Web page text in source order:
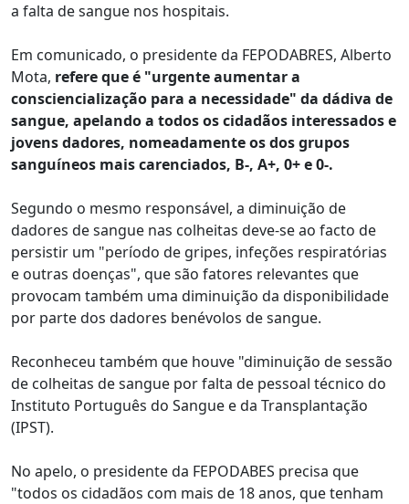
a falta de sangue nos hospitais.
Em comunicado, o presidente da FEPODABRES, Alberto
Mota, refere que é "urgente aumentar a
consciencialização para a necessidade" da dádiva de
sangue, apelando a todos os cidadãos interessados e
jovens dadores, nomeadamente os dos grupos
sanguíneos mais carenciados, B-, A+, 0+ e 0-.
Segundo o mesmo responsável, a diminuição de
dadores de sangue nas colheitas deve-se ao facto de
persistir um "período de gripes, infeções respiratórias
e outras doenças", que são fatores relevantes que
provocam também uma diminuição da disponibilidade
por parte dos dadores benévolos de sangue.
Reconheceu também que houve "diminuição de sessão
de colheitas de sangue por falta de pessoal técnico do
Instituto Português do Sangue e da Transplantação
(IPST).
No apelo, o presidente da FEPODABES precisa que
"todos os cidadãos com mais de 18 anos, que tenham